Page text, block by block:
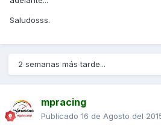
Saludosss.
2 semanas más tarde...
mpracing
Publicado 16 de Agosto del